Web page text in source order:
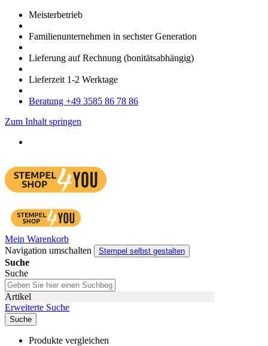
Meister­betrieb
Familien­unter­nehmen in sechster Gene­ration
Lieferung auf Rech­nung (bonitätsabhängig)
Liefer­zeit 1-2 Werk­tage
Bera­tung +49 3585 86 78 86
Zum Inhalt springen
Mein Warenkorb
Navigation umschalten
Stempel selbst gestalten
Suche
Suche
Artikel
Erweiterte Suche
Suche
Produkte vergleichen